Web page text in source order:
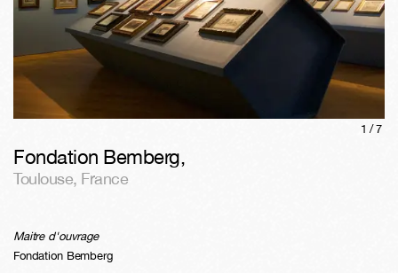
1/7
Fondation Bemberg,
Toulouse, France
Maitre d'ouvrage
Fondation Bemberg